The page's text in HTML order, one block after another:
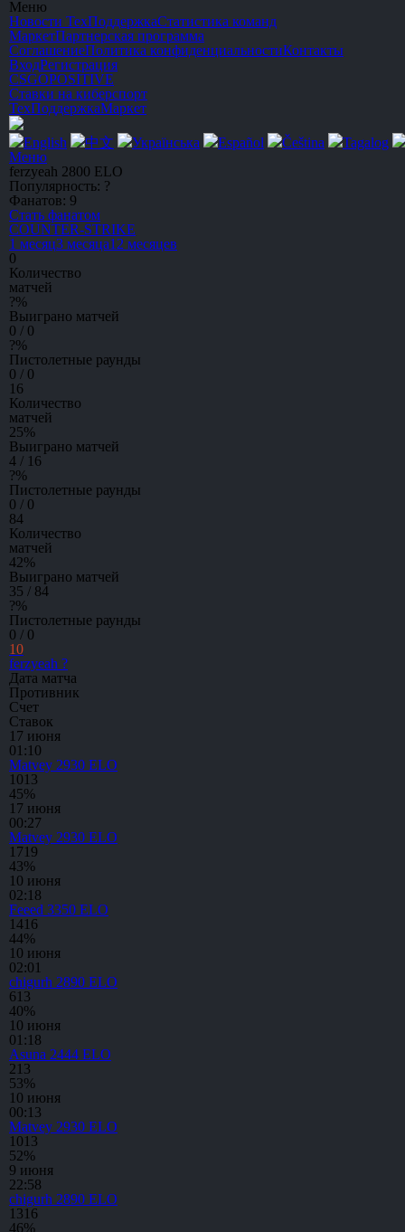
Меню
Новости ТехПоддержкаСтатистика команд
МаркетПартнерская программа
СоглашениеПолитика конфиденциальностиКонтакты
ВходРегистрация
CSGOPOSITIVE
Ставки на киберспорт
ТехПоддержкаМаркет
English 中文 Українська Español Čeština
Tagalog
Меню
ferzyeah 2800 ELO
Популярность: ?
Фанатов: 9
Стать фанатом
COUNTER-STRIKE
1 месяц3 месяца12 месяцев
0
Количество
матчей
?%
Выиграно матчей
0 / 0
?%
Пистолетные раунды
0 / 0
16
Количество
матчей
25%
Выиграно матчей
4 / 16
?%
Пистолетные раунды
0 / 0
84
Количество
матчей
42%
Выиграно матчей
35 / 84
?%
Пистолетные раунды
0 / 0
10
ferzyeah ?
Дата матча
Противник
Счет
Ставок
17 июня
01:10
Matvey 2930 ELO
1013
45%
17 июня
00:27
Matvey 2930 ELO
1719
43%
10 июня
02:18
Feeed 3350 ELO
1416
44%
10 июня
02:01
chigurh 2890 ELO
613
40%
10 июня
01:18
Asuna 2444 ELO
213
53%
10 июня
00:13
Matvey 2930 ELO
1013
52%
9 июня
22:58
chigurh 2890 ELO
1316
46%